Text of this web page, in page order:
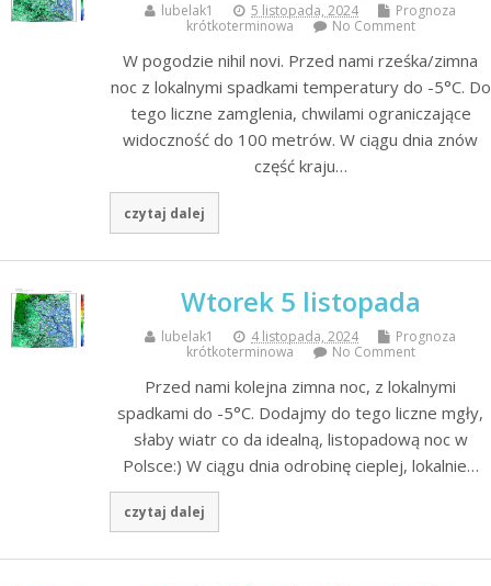
lubelak1 5 listopada, 2024
Prognoza
krótkoterminowa
No Comment
W pogodzie nihil novi. Przed nami rześka/zimna
noc z lokalnymi spadkami temperatury do -5°C. Do
tego liczne zamglenia, chwilami ograniczające
widoczność do 100 metrów. W ciągu dnia znów
część kraju…
czytaj dalej
Wtorek 5 listopada
lubelak1 4 listopada, 2024
Prognoza
krótkoterminowa
No Comment
Przed nami kolejna zimna noc, z lokalnymi
spadkami do -5°C. Dodajmy do tego liczne mgły,
słaby wiatr co da idealną, listopadową noc w
Polsce:) W ciągu dnia odrobinę cieplej, lokalnie…
czytaj dalej